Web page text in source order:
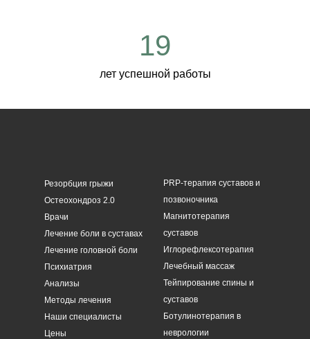
19
лет успешной работы
Резорбция грыжи
Остеохондроз 2.0
Врачи
Лечение боли в суставах
Лечение головной боли
Психиатрия
Анализы
Методы лечения
Наши специалисты
Цены
PRP-терапия суставов и
позвоночника
Магнитотерапия
суставов
Иглорефлексотерапия
Лечебный массаж
Тейпирование спины и
суставов
Ботулинотерапия в
неврологии